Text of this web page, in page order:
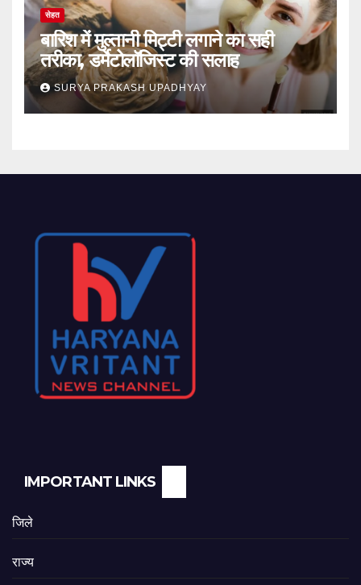
सेहत
बारिश में मुल्तानी मिट्टी लगाने का सही
तरीका, डर्मेटोलॉजिस्ट की सलाह
SURYA PRAKASH UPADHYAY
IMPORTANT LINKS
जिले
राज्य